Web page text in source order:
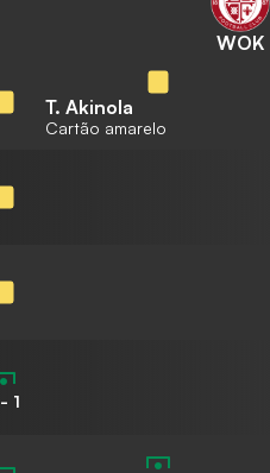
WOK
T. Akinola
Cartão amarelo
- 1